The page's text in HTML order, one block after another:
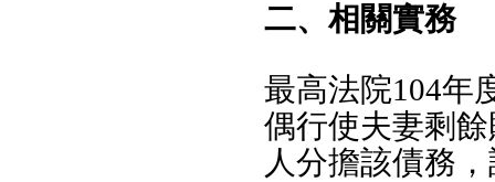
二、相關實務
最高法院104年
偶行使夫妻剩
人分擔該債務